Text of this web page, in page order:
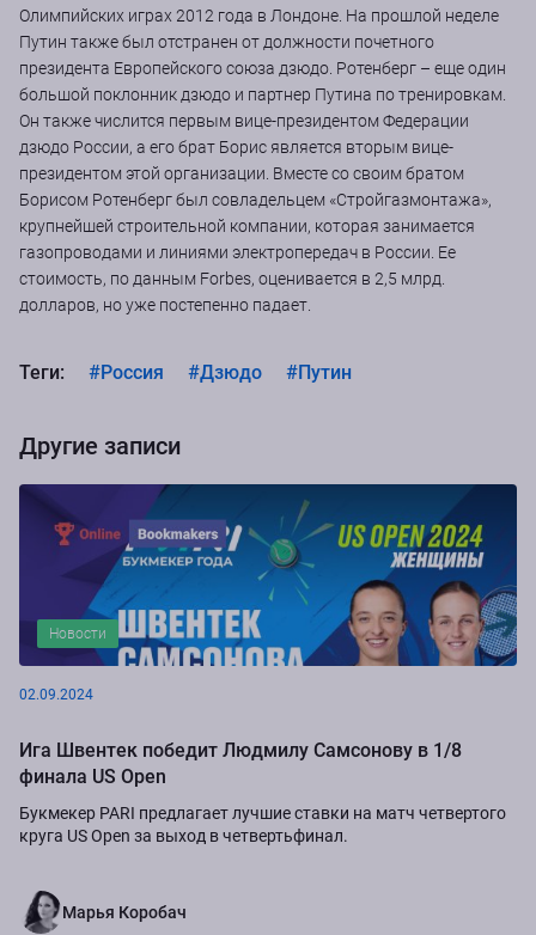
Олимпийских играх 2012 года в Лондоне. На прошлой неделе
Путин также был отстранен от должности почетного
президента Европейского союза дзюдо. Ротенберг – еще один
большой поклонник дзюдо и партнер Путина по тренировкам.
Он также числится первым вице-президентом Федерации
дзюдо России, а его брат Борис является вторым вице-
президентом этой организации. Вместе со своим братом
Борисом Ротенберг был совладельцем «Стройгазмонтажа»,
крупнейшей строительной компании, которая занимается
газопроводами и линиями электропередач в России. Ее
стоимость, по данным Forbes, оценивается в 2,5 млрд.
долларов, но уже постепенно падает.
Теги: #Россия #Дзюдо #Путин
Другие записи
Новости
02.09.2024
Ига Швентек победит Людмилу Самсонову в 1/8
финала US Open
Букмекер PARI предлагает лучшие ставки на матч четвертого
круга US Open за выход в четвертьфинал.
Марья Коробач